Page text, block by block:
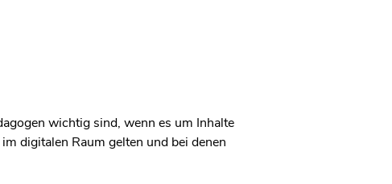
wichtig sind, wenn es um Inhalte
digitalen Raum gelten und bei denen